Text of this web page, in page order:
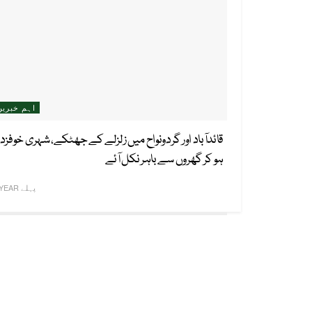
اہم
قائدآباد اور گردونواح میں زلزلے کے جھٹکے، شہری
ہو کر گھروں سے باہر نکل آئے
1 YEAR پہلے